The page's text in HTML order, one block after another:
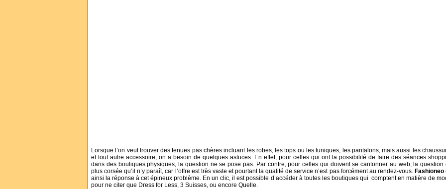
Lorsque l’on veut trouver des tenues pas chères incluant les robes, les tops ou les tuniques, les pantalons, mais aussi les
et tout autre accessoire, on a besoin de quelques astuces. En effet, pour celles qui ont la possibilité de faire des séances
dans des boutiques physiques, la question ne se pose pas. Par contre, pour celles qui doivent se cantonner au web, la question
plus corsée qu’il n’y paraît, car l’offre est très vaste et pourtant la qualité de service n’est pas forcément au rendez-vous. Fashioneo
ainsi la réponse à cet épineux problème. En un clic, il est possible d’accéder à toutes les boutiques qui comptent en matière de
pour ne citer que Dress for Less, 3 Suisses, ou encore Quelle.